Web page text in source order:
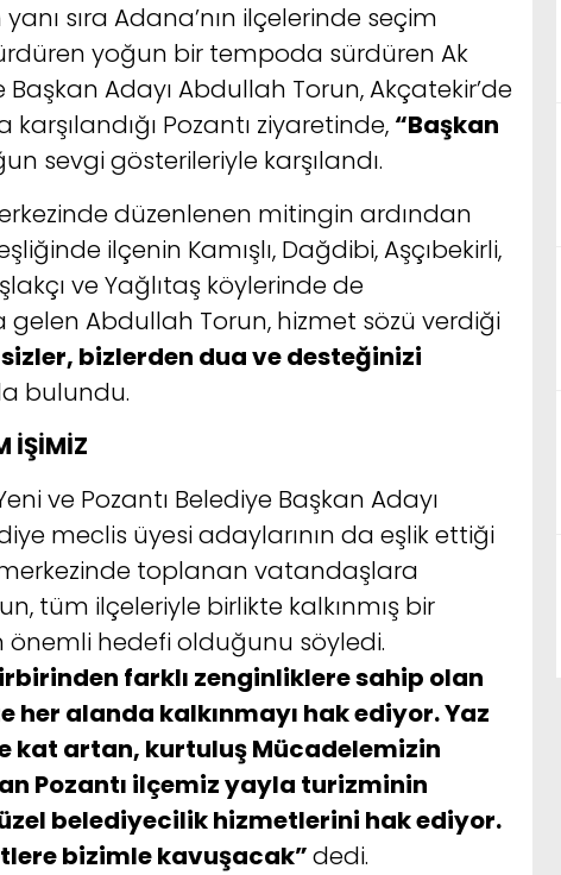
sıra Adana’nın ilçelerinde seçim
yoğun bir tempoda sürdüren Ak
Başkan Adayı Abdullah Torun, Akçatekir’de
Pozantı ziyaretinde, “Başkan
sevgi gösterileriyle karşılandı.
düzenlenen mitingin ardından
ilçenin Kamışlı, Dağdibi, Aşçıbekirli,
ve Yağlıtaş köylerinde de
Abdullah Torun, hizmet sözü verdiği
bizlerden dua ve desteğinizi
bulundu.
İŞİMİZ
ve Pozantı Belediye Başkan Adayı
meclis üyesi adaylarının da eşlik ettiği
merkezinde toplanan vatandaşlara
tüm ilçeleriyle birlikte kalkınmış bir
önemli hedefi olduğunu söyledi.
farklı zenginliklere sahip olan
alanda kalkınmayı hak ediyor. Yaz
kat artan, kurtuluş Mücadelemizin
Pozantı ilçemiz yayla turizminin
belediyecilik hizmetlerini hak ediyor.
bizimle kavuşacak”dedi.